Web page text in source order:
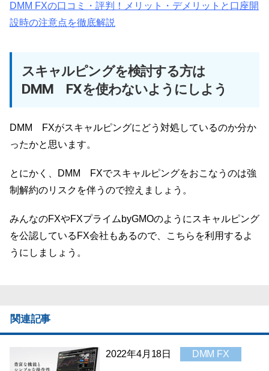
DMM FXの口コミ・評判！メリット・デメリットと口座開
設時の注意点を徹底解説
スキャルピングを検討する方は
DMM FXを使わないようにしよう
DMM FXがスキャルピングにどう対処しているのか分か
ったかと思います。
とにかく、DMM FXでスキャルピングをおこなうのは強
制解約のリスクを伴うので控えましょう。
みんなのFXやFXプライムbyGMOのようにスキャルピング
を公認しているFX会社もあるので、こちらを利用するよ
うにしましょう。
関連記事
2022年4月18日 DMM FX